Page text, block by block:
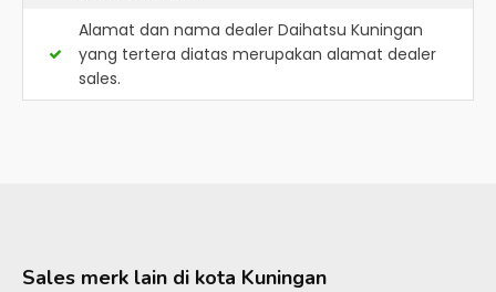
Alamat dan nama dealer Daihatsu Kuningan
yang tertera diatas merupakan alamat dealer
sales.
Sales merk lain di kota Kuningan